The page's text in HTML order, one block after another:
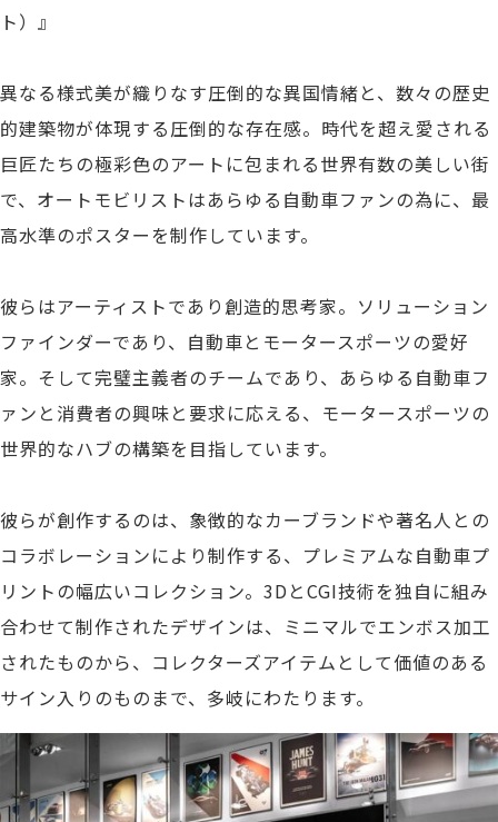
ト）』
異なる様式美が織りなす圧倒的な異国情緒と、数々の歴史
的建築物が体現する圧倒的な存在感。時代を超え愛される
巨匠たちの極彩色のアートに包まれる世界有数の美しい街
で、オートモビリストはあらゆる自動車ファンの為に、最
高水準のポスターを制作しています。
彼らはアーティストであり創造的思考家。ソリューション
ファインダーであり、自動車とモータースポーツの愛好
家。そして完璧主義者のチームであり、あらゆる自動車フ
ァンと消費者の興味と要求に応える、モータースポーツの
世界的なハブの構築を目指しています。
彼らが創作するのは、象徴的なカーブランドや著名人との
コラボレーションにより制作する、プレミアムな自動車プ
リントの幅広いコレクション。3DとCGI技術を独自に組み
合わせて制作されたデザインは、ミニマルでエンボス加工
されたものから、コレクターズアイテムとして価値のある
サイン入りのものまで、多岐にわたります。